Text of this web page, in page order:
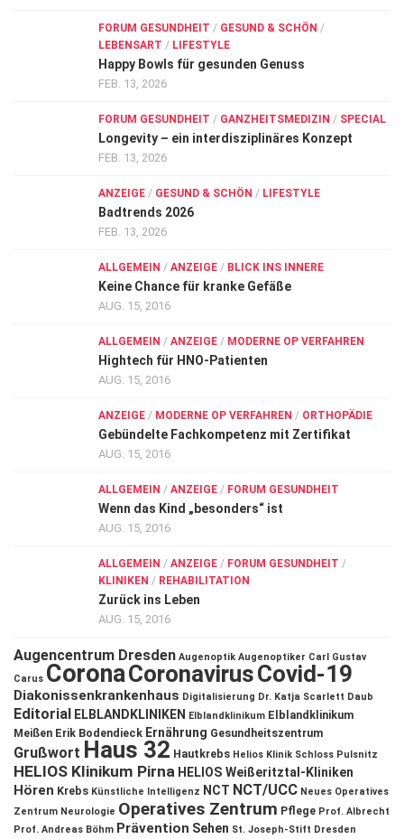
FORUM GESUNDHEIT / GESUND & SCHÖN /
LEBENSART / LIFESTYLE
Happy Bowls für gesunden Genuss
FEB. 13, 2026
FORUM GESUNDHEIT / GANZHEITSMEDIZIN / SPECIAL
Longevity – ein interdisziplinäres Konzept
FEB. 13, 2026
ANZEIGE / GESUND & SCHÖN / LIFESTYLE
Badtrends 2026
FEB. 13, 2026
ALLGEMEIN / ANZEIGE / BLICK INS INNERE
Keine Chance für kranke Gefäße
AUG. 15, 2016
ALLGEMEIN / ANZEIGE / MODERNE OP VERFAHREN
Hightech für HNO-Patienten
AUG. 15, 2016
ANZEIGE / MODERNE OP VERFAHREN / ORTHOPÄDIE
Gebündelte Fachkompetenz mit Zertifikat
AUG. 15, 2016
ALLGEMEIN / ANZEIGE / FORUM GESUNDHEIT
Wenn das Kind „besonders“ ist
AUG. 15, 2016
ALLGEMEIN / ANZEIGE / FORUM GESUNDHEIT /
KLINIKEN / REHABILITATION
Zurück ins Leben
AUG. 15, 2016
Augencentrum Dresden Augenoptik Augenoptiker Carl Gustav
Carus CoronaCoronavirusCovid-19
Diakonissenkrankenhaus Digitalisierung Dr. Katja Scarlett Daub
Editorial ELBLANDKLINIKEN Elblandklinikum Elblandklinikum
Meißen Erik Bodendieck Ernährung Gesundheitszentrum
Grußwort Haus 32 Hautkrebs Helios Klinik Schloss Pulsnitz
HELIOS Klinikum Pirna HELIOS Weißeritztal-Kliniken
Hören Krebs Künstliche Intelligenz NCT NCT/UCC Neues Operatives
Zentrum Neurologie Operatives Zentrum Pflege Prof. Albrecht
Prof. Andreas Böhm Prävention Sehen St. Joseph-Stift Dresden